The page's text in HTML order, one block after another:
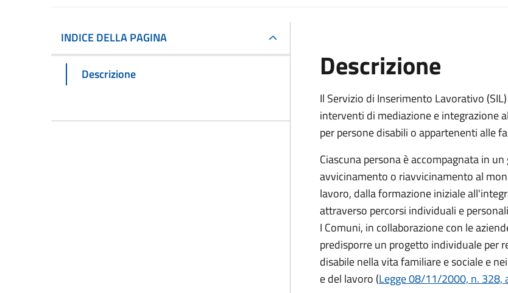
INDICE DELLA PAGINA
Descrizione Descrizione
Il Servizio di Inserimento Lavorativo
interventi di mediazione e integrazione
per persone disabili o appartenenti alle
Ciascuna persona è accompagnata in
avvicinamento o riavvicinamento al
lavoro, dalla formazione iniziale
attraverso percorsi individuali e
I Comuni, in collaborazione con le
predisporre un progetto individuale per
disabile nella vita familiare e sociale e
e del lavoro (Legge 08/11/2000, n. 328,